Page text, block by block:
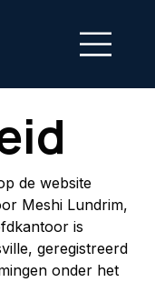
de website
Meshi Lundrim,
is
geregistreerd
onder het